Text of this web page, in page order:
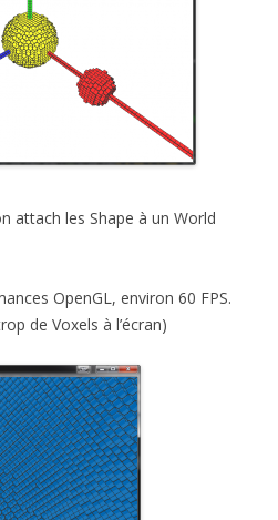
attach les Shape à un World
OpenGL, environ 60 FPS.
de Voxels à l’écran)